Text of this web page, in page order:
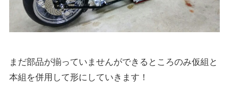
まだ部品が揃っていませんができるところのみ仮組と
本組を併用して形にしていきます！